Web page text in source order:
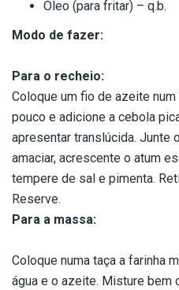
Óleo (para fritar) – q.b.
Modo de fazer:
Para o recheio:
Coloque um fio de azeite
pouco e adicione a cebola
apresentar translúcida. Junte
amaciar, acrescente o atum
tempere de sal e pimenta.
Reserve.
Para a massa:
Coloque numa taça a farinha
água e o azeite. Misture bem